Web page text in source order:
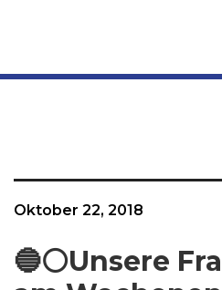
Oktober 22, 2018
🔵⚪️Unsere